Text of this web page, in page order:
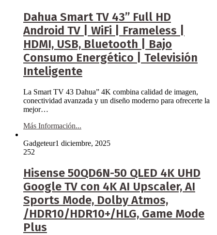
Dahua Smart TV 43” Full HD
Android TV | WiFi | Frameless |
HDMI, USB, Bluetooth | Bajo
Consumo Energético | Televisión
Inteligente
La Smart TV 43 Dahua” 4K combina calidad de imagen,
conectividad avanzada y un diseño moderno para ofrecerte la
mejor…
Más Información...
Gadgeteur1 diciembre, 2025
252
Hisense 50QD6N-50 QLED 4K UHD
Google TV con 4K AI Upscaler, AI
Sports Mode, Dolby Atmos,
/HDR10/HDR10+/HLG, Game Mode
Plus